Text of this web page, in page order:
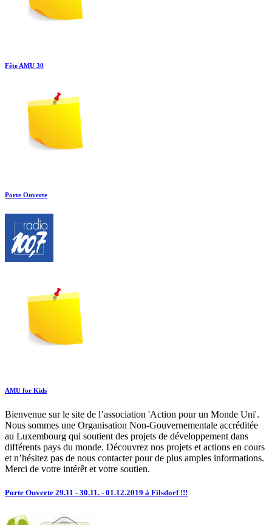
Fête AMU 30
Porte Ouverte
AMU for Kids
Bienvenue sur le site de l’association 'Action pour un Monde Uni'.
Nous sommes une Organisation Non-Gouvernementale accréditée
au Luxembourg qui soutient des projets de développement dans
différents pays du monde. Découvrez nos projets et actions en cours
et n’hésitez pas de nous contacter pour de plus amples informations.
Merci de votre intérêt et votre soutien.
Porte Ouverte 29.11 - 30.11. - 01.12.2019 à Filsdorf !!!